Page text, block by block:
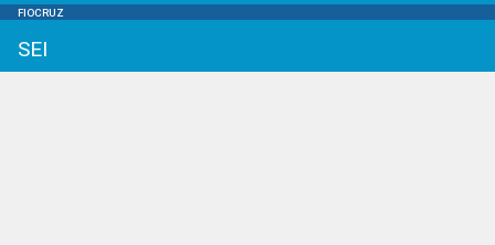
FIOCRUZ
SEI